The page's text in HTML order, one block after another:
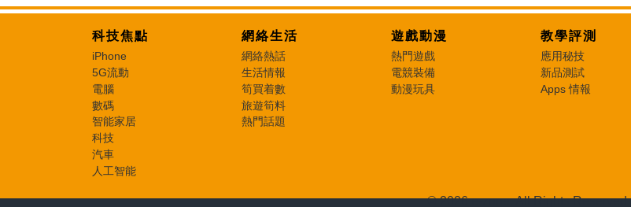
科技焦點
iPhone
5G流動
電腦
數碼
智能家居
科技
汽車
人工智能
網絡生活
網絡熱話
生活情報
筍買着數
旅遊筍料
熱門話題
遊戲動漫
熱門遊戲
電競裝備
動漫玩具
教學評測
應用秘技
新品測試
Apps 情報
© 2026 e-zone. All Rights Reserved.